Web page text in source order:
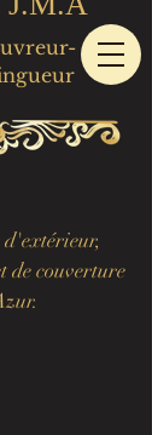
de couverture